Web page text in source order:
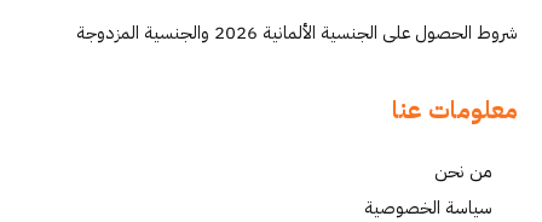
شروط الحصول على الجنسية الألمانية 2026 والجنسية المزدوجة
معلومات عنا
من نحن
سياسة الخصوصية